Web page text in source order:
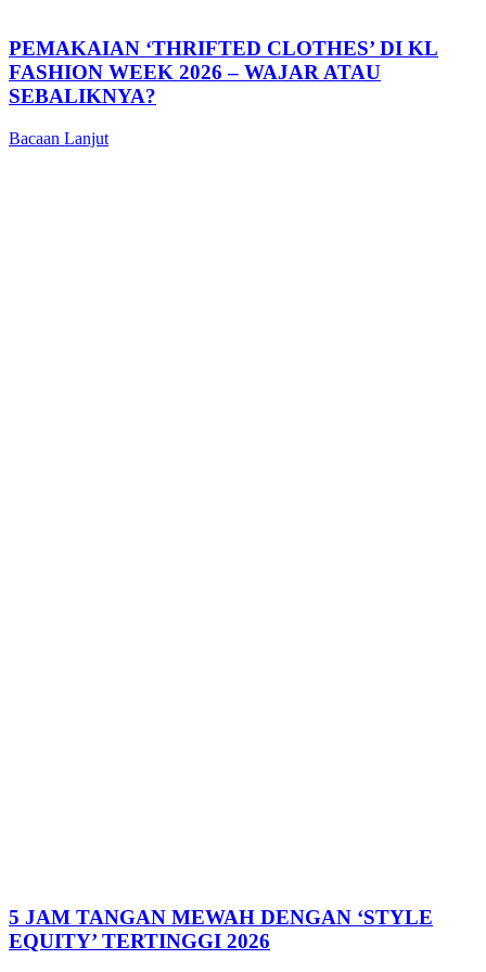
PEMAKAIAN ‘THRIFTED CLOTHES’ DI KL
FASHION WEEK 2026 – WAJAR ATAU
SEBALIKNYA?
Bacaan Lanjut
5 JAM TANGAN MEWAH DENGAN ‘STYLE
EQUITY’ TERTINGGI 2026